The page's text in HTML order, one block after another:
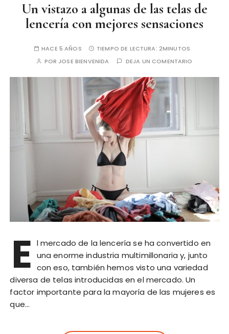
Un vistazo a algunas de las telas de
lencería con mejores sensaciones
HACE 5 AÑOS TIEMPO DE LECTURA: 2MINUTOS
POR JOSE BIENVENIDA DEJA UN COMENTARIO
E l mercado de la lencería se ha convertido en
una enorme industria multimillonaria y, junto
con eso, también hemos visto una variedad
diversa de telas introducidas en el mercado. Un
factor importante para la mayoría de las mujeres es
que…